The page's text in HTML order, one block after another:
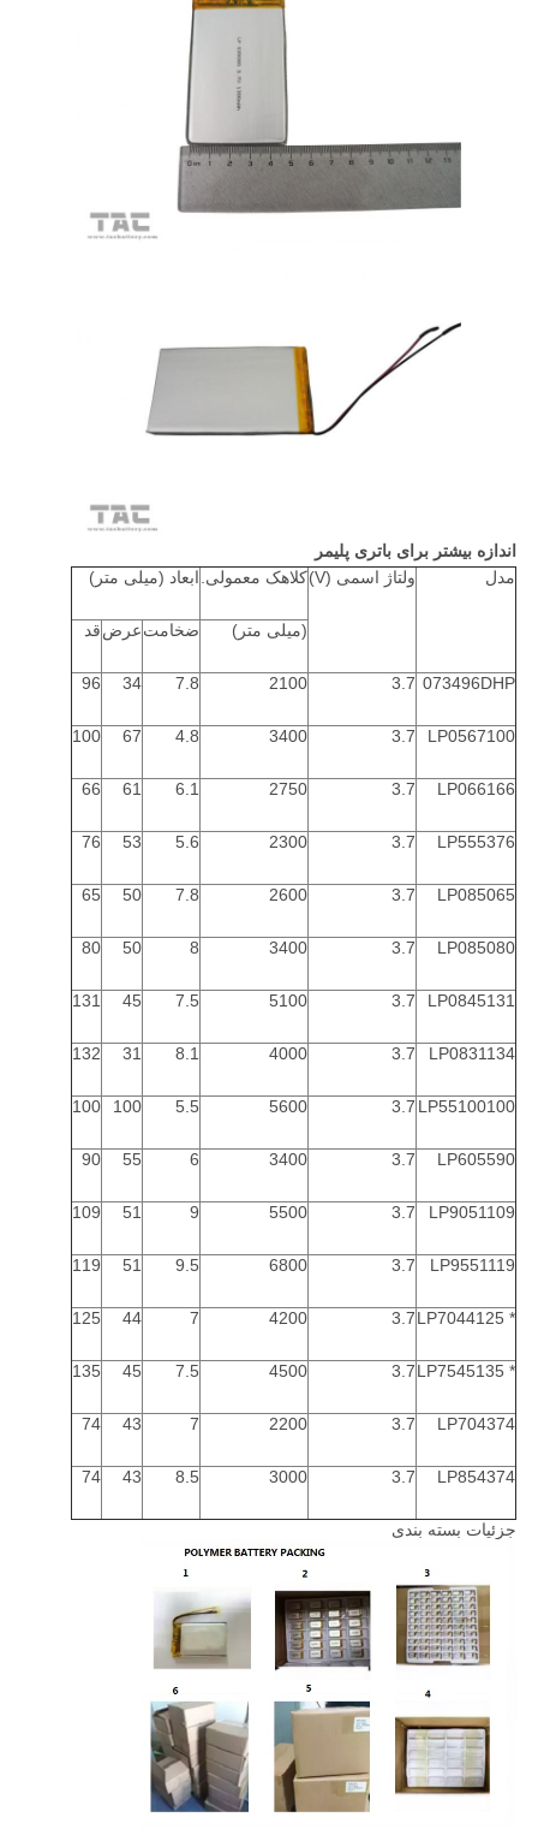
اندازه بیشتر برای باتری پلیمر
مدل
ولتاژ اسمی (V) کلاهک معمولی.ابعاد (میلی متر)
(میلی متر) ضخامتعرضقد
073496DHP
3.7
2100
7.8
34
96
LP0567100
3.7
3400
4.8
67
100
LP066166
3.7
2750
6.1
61
66
LP555376
3.7
2300
5.6
53
76
LP085065
3.7
2600
7.8
50
65
LP085080
3.7
3400
8
50
80
LP0845131
3.7
5100
7.5
45
131
LP0831134
3.7
4000
8.1
31
132
LP55100100
3.7
5600
5.5
100
100
LP605590
3.7
3400
6
55
90
LP9051109
3.7
5500
9
51
109
LP9551119
3.7
6800
9.5
51
119
* LP7044125
3.7
4200
7
44
125
* LP7545135
3.7
4500
7.5
45
135
LP704374
3.7
2200
7
43
74
LP854374
3.7
3000
8.5
43
74
جزئیات بسته بندی